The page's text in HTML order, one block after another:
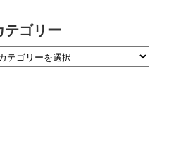
テゴリー